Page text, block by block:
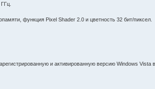
функция Pixel Shader 2.0 и цветность 32 бит/пиксел.
и активированную версию Windows